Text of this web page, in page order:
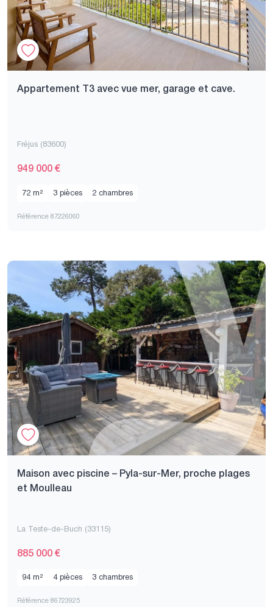
Appartement T3 avec vue mer, garage et cave.
Fréjus (83600)
949 000 €
72 m² 3 pièces 2 chambres
Référence 87226060
Maison avec piscine – Pyla-sur-Mer, proche plages
et Moulleau
La Teste-de-Buch (33115)
885 000 €
94 m² 4 pièces 3 chambres
Référence 86723925